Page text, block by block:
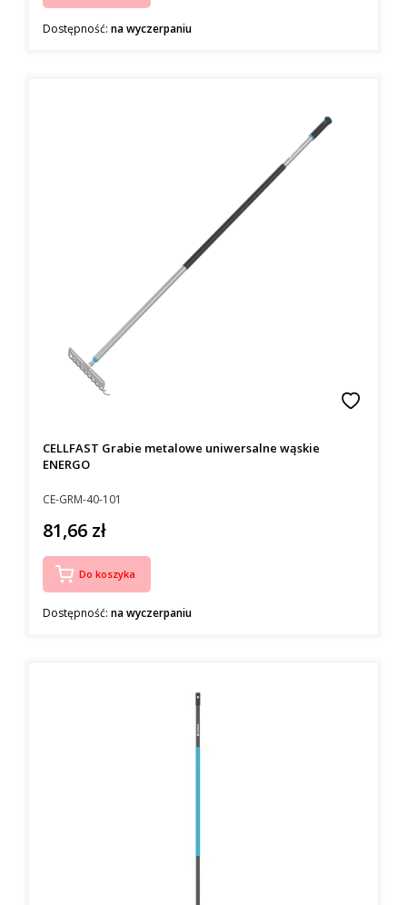
Dostępność: na wyczerpaniu
Kod producenta
CE-GRM-40-101
CELLFAST Grabie metalowe uniwersalne wąskie
ENERGO
Cena
81,66 zł
Do koszyka
Dostępność: na wyczerpaniu